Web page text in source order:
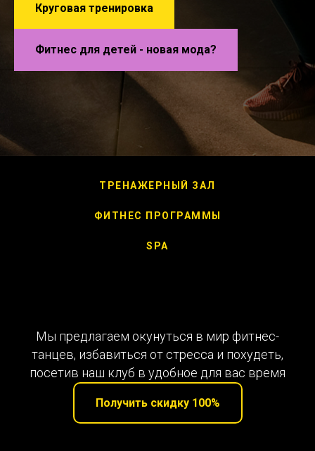
Круговая тренировка
Фитнес для детей - новая мода?
ТРЕНАЖЕРНЫЙ ЗАЛ
ФИТНЕС ПРОГРАММЫ
SPA
Мы предлагаем окунуться в мир фитнес-
танцев, избавиться от стресса и похудеть,
посетив наш клуб в удобное для вас время
Получить скидку 100%